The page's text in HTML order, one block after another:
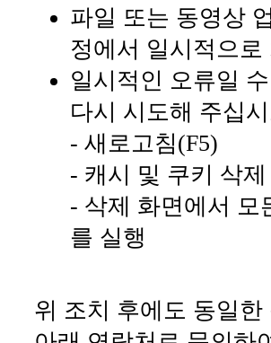
파일 또는 동영상
정에서 일시적으
일시적인 오류일
다시 시도해 주십
- 새로고침(F5)
- 캐시 및 쿠키 삭
- 삭제 화면에서
를 실행
위 조치 후에도 동일